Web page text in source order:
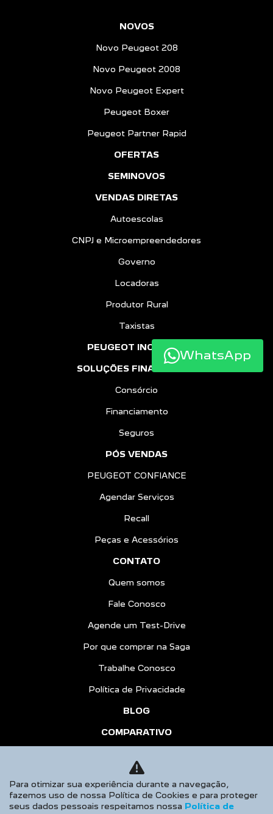
NOVOS
Novo Peugeot 208
Novo Peugeot 2008
Novo Peugeot Expert
Peugeot Boxer
Peugeot Partner Rapid
OFERTAS
SEMINOVOS
VENDAS DIRETAS
Autoescolas
CNPJ e Microempreendedores
Governo
Locadoras
Produtor Rural
Taxistas
PEUGEOT INCLUSÃO
SOLUÇÕES FINANCEIRAS
Consórcio
Financiamento
Seguros
PÓS VENDAS
PEUGEOT CONFIANCE
Agendar Serviços
Recall
Peças e Acessórios
CONTATO
Quem somos
Fale Conosco
Agende um Test-Drive
Por que comprar na Saga
Trabalhe Conosco
Política de Privacidade
BLOG
COMPARATIVO
AGENDE UM TEST DRIVE
Desacelere. Seu bem maior é a vida.
WhatsApp
Para otimizar sua experiência durante a navegação,
fazemos uso de nossa Política de Cookies e para proteger
seus dados pessoais respeitamos nossa Política de